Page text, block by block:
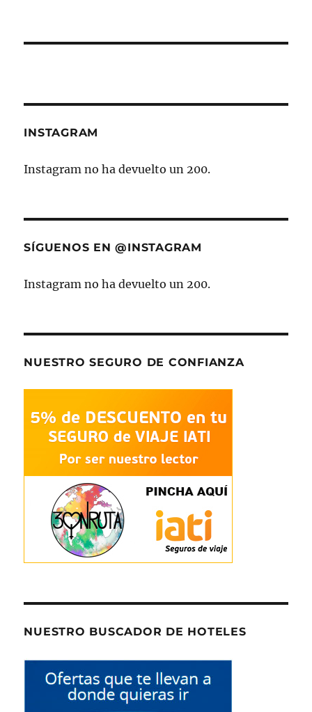
INSTAGRAM
Instagram no ha devuelto un 200.
SÍGUENOS EN @INSTAGRAM
Instagram no ha devuelto un 200.
NUESTRO SEGURO DE CONFIANZA
NUESTRO BUSCADOR DE HOTELES